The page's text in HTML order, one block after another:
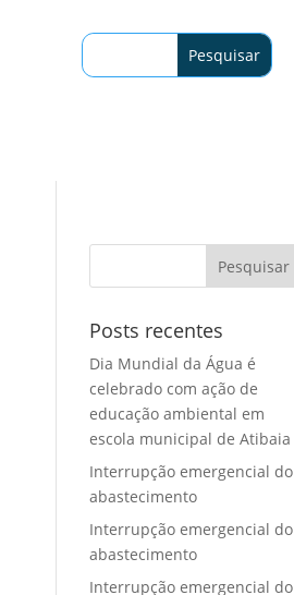
Posts recentes
Dia Mundial da Água é
celebrado com ação de
educação ambiental em
escola municipal de Atibaia
Interrupção emergencial do
abastecimento
Interrupção emergencial do
abastecimento
Interrupção emergencial do